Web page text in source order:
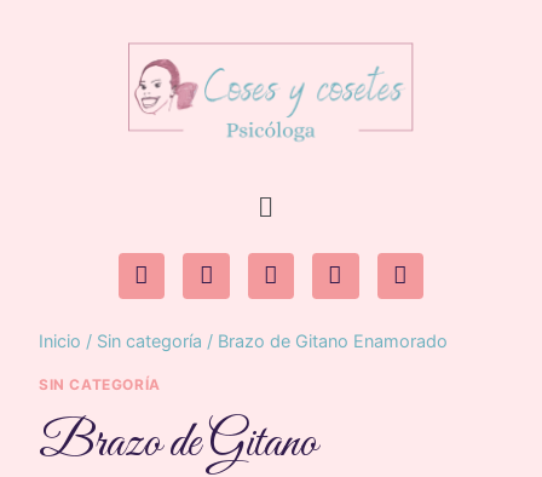
Inicio / Sin categoría / Brazo de Gitano Enamorado
SIN CATEGORÍA
Brazo de Gitano